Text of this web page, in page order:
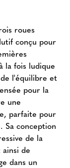
roues
conçu pour
la fois ludique
l'équilibre et
pour la
une
parfaite pour
Sa conception
de la
de
dans un